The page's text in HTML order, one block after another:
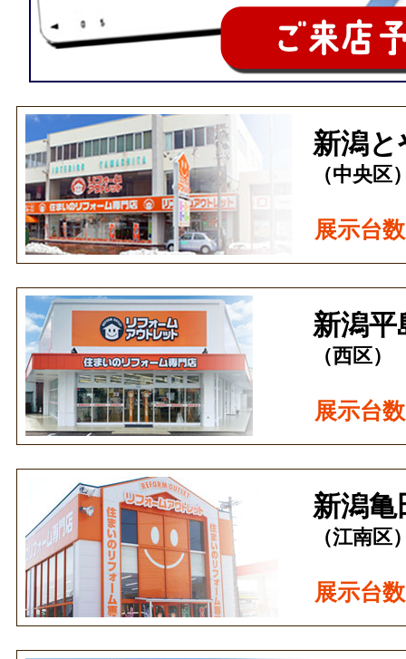
新潟
（中央区
展示台数
新潟平
（西区）
展示台数
新潟亀
（江南区
展示台数